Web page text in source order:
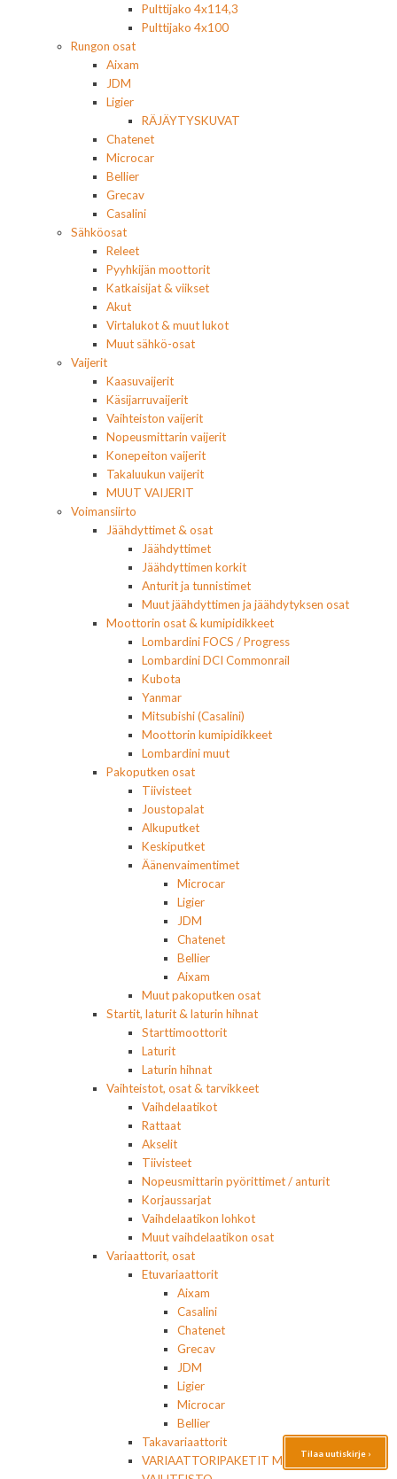
Pulttijako 4x114,3
Pulttijako 4x100
Rungon osat
Aixam
JDM
Ligier
RÄJÄYTYSKUVAT
Chatenet
Microcar
Bellier
Grecav
Casalini
Sähköosat
Releet
Pyyhkijän moottorit
Katkaisijat & viikset
Akut
Virtalukot & muut lukot
Muut sähkö-osat
Vaijerit
Kaasuvaijerit
Käsijarruvaijerit
Vaihteiston vaijerit
Nopeusmittarin vaijerit
Konepeiton vaijerit
Takaluukun vaijerit
MUUT VAIJERIT
Voimansiirto
Jäähdyttimet & osat
Jäähdyttimet
Jäähdyttimen korkit
Anturit ja tunnistimet
Muut jäähdyttimen ja jäähdytyksen osat
Moottorin osat & kumipidikkeet
Lombardini FOCS / Progress
Lombardini DCI Commonrail
Kubota
Yanmar
Mitsubishi (Casalini)
Moottorin kumipidikkeet
Lombardini muut
Pakoputken osat
Tiivisteet
Joustopalat
Alkuputket
Keskiputket
Äänenvaimentimet
Microcar
Ligier
JDM
Chatenet
Bellier
Aixam
Muut pakoputken osat
Startit, laturit & laturin hihnat
Starttimoottorit
Laturit
Laturin hihnat
Vaihteistot, osat & tarvikkeet
Vaihdelaatikot
Rattaat
Akselit
Tiivisteet
Nopeusmittarin pyörittimet / anturit
Korjaussarjat
Vaihdelaatikon lohkot
Muut vaihdelaatikon osat
Variaattorit, osat
Etuvariaattorit
Aixam
Casalini
Chatenet
Grecav
JDM
Ligier
Microcar
Bellier
Takavariaattorit
VARIAATTORIPAKETIT MOOTTORI+
Tilaa uutiskirje ›